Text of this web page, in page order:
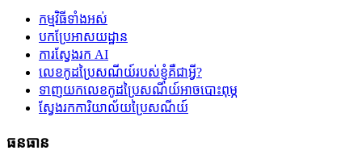
កម្មវិធីទាំងអស់
បកប្រែអាសយដ្ឋាន
ការស្វែងរក AI
លេខកូដប្រៃសណីយ៍របស់ខ្ញុំគឺជាអ្វី?
ទាញយកលេខកូដប្រៃសណីយ៍អាចបោះពុម្ភ
ស្វែងរកការិយាល័យប្រៃសណីយ៍
ធនធាន